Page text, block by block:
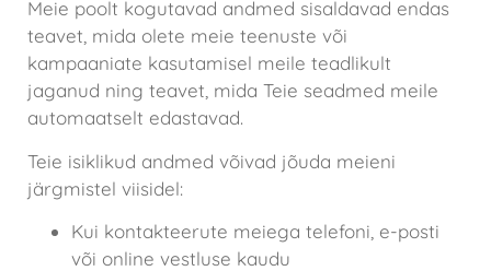
Meie poolt kogutavad andmed sisaldavad endas
teavet, mida olete meie teenuste või
kampaaniate kasutamisel meile teadlikult
jaganud ning teavet, mida Teie seadmed meile
automaatselt edastavad.
Teie isiklikud andmed võivad jõuda meieni
järgmistel viisidel:
Kui kontakteerute meiega telefoni, e-posti
või online vestluse kaudu